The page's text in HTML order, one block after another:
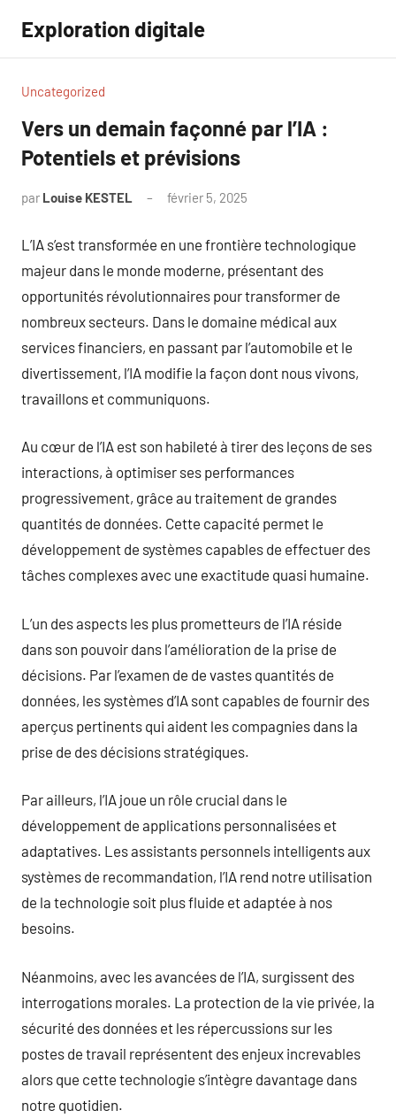
contenu
Exploration digitale
Uncategorized
Vers un demain façonné par l’IA :
Potentiels et prévisions
par Louise KESTEL février 5, 2025
L’IA s’est transformée en une frontière technologique
majeur dans le monde moderne, présentant des
opportunités révolutionnaires pour transformer de
nombreux secteurs. Dans le domaine médical aux
services financiers, en passant par l’automobile et le
divertissement, l’IA modifie la façon dont nous vivons,
travaillons et communiquons.
Au cœur de l’IA est son habileté à tirer des leçons de ses
interactions, à optimiser ses performances
progressivement, grâce au traitement de grandes
quantités de données. Cette capacité permet le
développement de systèmes capables de effectuer des
tâches complexes avec une exactitude quasi humaine.
L’un des aspects les plus prometteurs de l’IA réside
dans son pouvoir dans l’amélioration de la prise de
décisions. Par l’examen de de vastes quantités de
données, les systèmes d’IA sont capables de fournir des
aperçus pertinents qui aident les compagnies dans la
prise de des décisions stratégiques.
Par ailleurs, l’IA joue un rôle crucial dans le
développement de applications personnalisées et
adaptatives. Les assistants personnels intelligents aux
systèmes de recommandation, l’IA rend notre utilisation
de la technologie soit plus fluide et adaptée à nos
besoins.
Néanmoins, avec les avancées de l’IA, surgissent des
interrogations morales. La protection de la vie privée, la
sécurité des données et les répercussions sur les
postes de travail représentent des enjeux increvables
alors que cette technologie s’intègre davantage dans
notre quotidien.